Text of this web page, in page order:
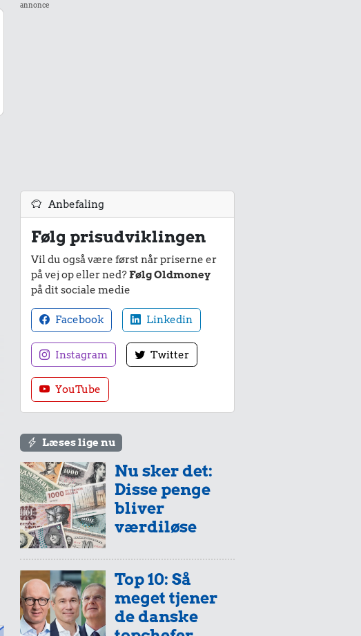
annonce
Anbefaling
Følg prisudviklingen
Vil du også være først når priserne er
på vej op eller ned?Følg Oldmoney
på dit sociale medie
Facebook Linkedin
Instagram Twitter
YouTube
Læses lige nu
Nu sker det:
Disse penge
bliver
værdiløse
Top 10: Så
meget tjener
de danske